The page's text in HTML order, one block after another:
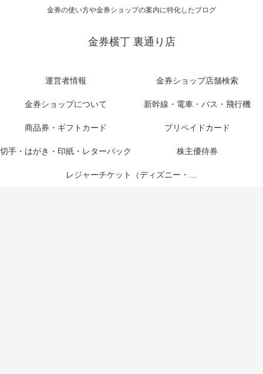
金券の使い方や金券ショップの案内に特化したブログ
金券横丁 裏通り店
運営者情報 金券ショップ店舗検索
金券ショップについて 新幹線・電車・バス・飛行機
商品券・ギフトカード プリペイドカード
切手・はがき・印紙・レターパック 株主優待券
レジャーチケット（ディズニー・USJ他）